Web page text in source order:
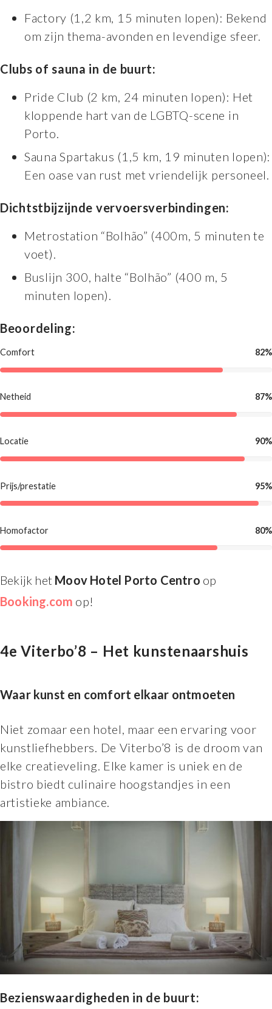
Factory (1,2 km, 15 minuten lopen): Bekend
om zijn thema-avonden en levendige sfeer.
Clubs of sauna in de buurt:
Pride Club (2 km, 24 minuten lopen): Het
kloppende hart van de LGBTQ-scene in
Porto.
Sauna Spartakus (1,5 km, 19 minuten lopen):
Een oase van rust met vriendelijk personeel.
Dichtstbijzijnde vervoersverbindingen:
Metrostation “Bolhão” (400m, 5 minuten te
voet).
Buslijn 300, halte “Bolhão” (400 m, 5
minuten lopen).
Beoordeling:
Comfort 82%
Netheid 87%
Locatie 90%
Prijs/prestatie 95%
Homofactor 80%
Bekijk het Moov Hotel Porto Centro op
Booking.com op!
4e Viterbo’8 – Het kunstenaarshuis
Waar kunst en comfort elkaar ontmoeten
Niet zomaar een hotel, maar een ervaring voor
kunstliefhebbers. De Viterbo’8 is de droom van
elke creatieveling. Elke kamer is uniek en de
bistro biedt culinaire hoogstandjes in een
artistieke ambiance.
Bezienswaardigheden in de buurt: